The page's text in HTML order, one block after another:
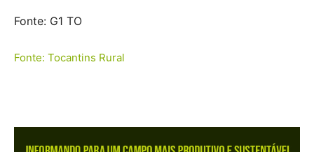
Fonte: G1 TO
Fonte: Tocantins Rural